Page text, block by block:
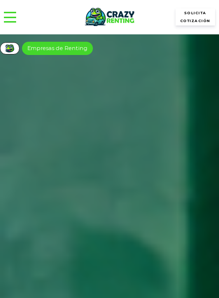
SOLICITA
COTIZACIÓN
Empresas de Renting